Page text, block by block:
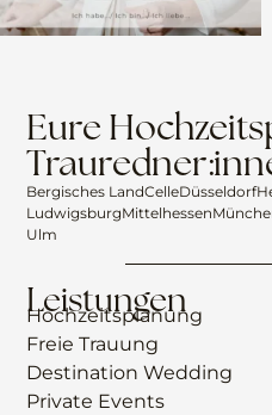
Eure
Bergisches LandCelleDüsseldorf
LudwigsburgMittelhessen
Ulm
Leistungen
Hochzeitsplanung
Freie Trauung
Destination Wedding
Private Events